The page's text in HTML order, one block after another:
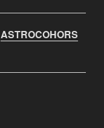
ASTROCOHORS